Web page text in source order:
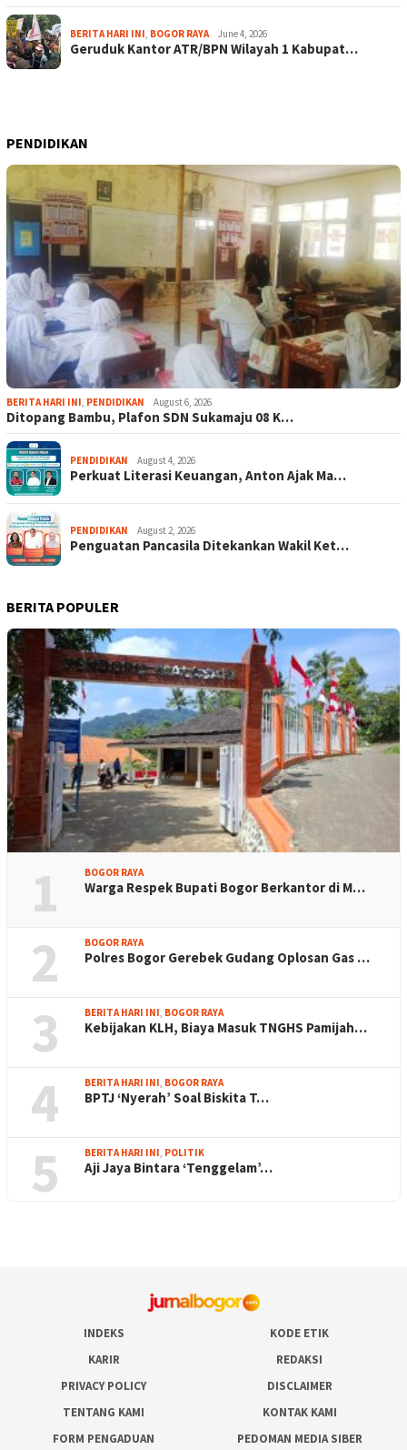
BERITA HARI INI, BOGOR RAYA June 4, 2026
Geruduk Kantor ATR/BPN Wilayah 1 Kabupat…
PENDIDIKAN
BERITA HARI INI, PENDIDIKAN August 6, 2026
Ditopang Bambu, Plafon SDN Sukamaju 08 K…
PENDIDIKAN August 4, 2026
Perkuat Literasi Keuangan, Anton Ajak Ma…
PENDIDIKAN August 2, 2026
Penguatan Pancasila Ditekankan Wakil Ket…
BERITA POPULER
1 BOGOR RAYA
Warga Respek Bupati Bogor Berkantor di M…
2 BOGOR RAYA
Polres Bogor Gerebek Gudang Oplosan Gas …
3 BERITA HARI INI, BOGOR RAYA
Kebijakan KLH, Biaya Masuk TNGHS Pamijah…
4 BERITA HARI INI, BOGOR RAYA
BPTJ ‘Nyerah’ Soal Biskita T…
5 BERITA HARI INI, POLITIK
Aji Jaya Bintara ‘Tenggelam’…
INDEKS
KODE ETIK
KARIR
REDAKSI
PRIVACY POLICY
DISCLAIMER
TENTANG KAMI
KONTAK KAMI
FORM PENGADUAN
PEDOMAN MEDIA SIBER